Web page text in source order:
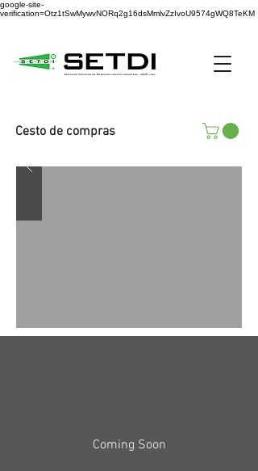
google-site-
verification=Otz1tSwMywvNORq2g16dsMmlvZzIvoU9574gWQ8TeKM
Cesto de compras
Coming Soon